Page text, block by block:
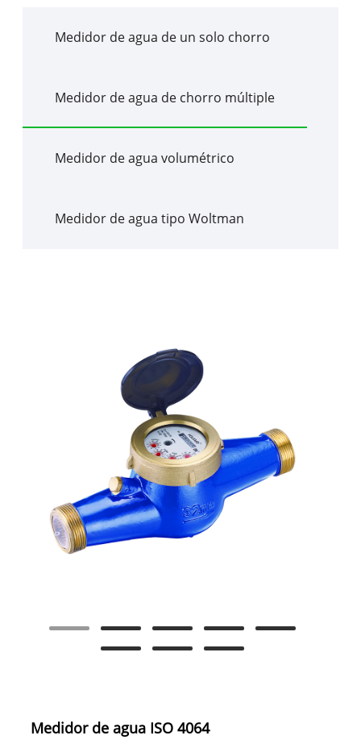
Medidor de agua de un solo chorro
Medidor de agua de chorro múltiple
Medidor de agua volumétrico
Medidor de agua tipo Woltman
Medidor de agua ISO 4064